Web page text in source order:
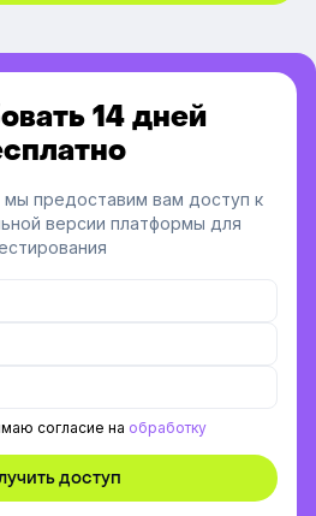
14 дней
мы предоставим вам доступ к
версии платформы для
согласие на обработку